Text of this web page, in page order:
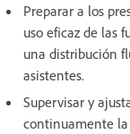
Preparar a los
uso eficaz de las
una distribución
asistentes.
Supervisar y
continuamente la